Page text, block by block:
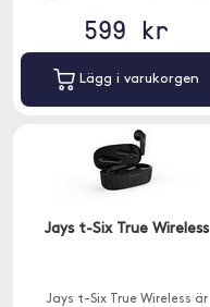
599 kr
Lägg i varukorgen
Jays t-Six True Wireless
Jays t-Six True Wireless är